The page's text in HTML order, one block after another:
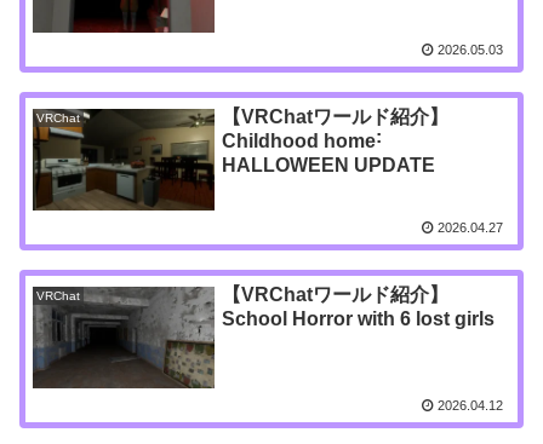
2026.05.03
VRChat
【VRChatワールド紹介】
Childhood home˸
HALLOWEEN UPDATE
2026.04.27
VRChat
【VRChatワールド紹介】
School Horror with 6 lost girls
2026.04.12